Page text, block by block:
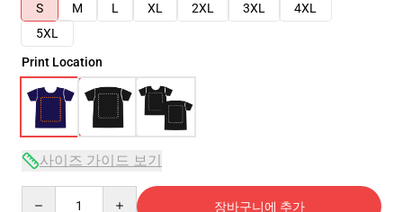
S
M L XL 2XL 3XL
4XL
5XL
Print Location
사이즈 가이드 보기
장바구니에 추가